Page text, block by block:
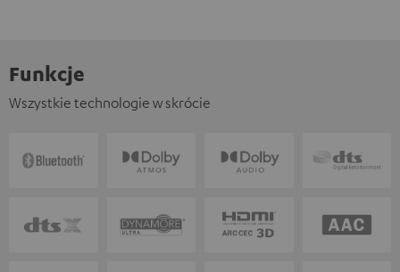
Funkcje
Wszystkie technologie w skrócie